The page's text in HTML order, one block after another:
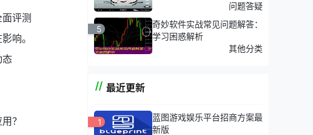
评测
响。
态
？
问题答疑
5
奇妙软件实战常见问题解答：
学习困惑解析
其他分类
最近更新
1
蓝图游戏娱乐平台招商方案最
新版